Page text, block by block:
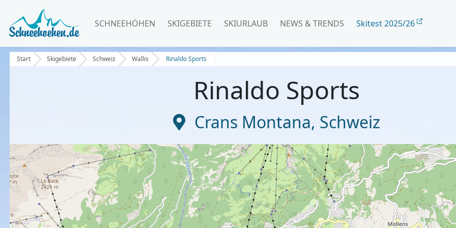
SCHNEEHÖHEN SKIGEBIETE SKIURLAUB NEWS & TRENDS Skitest 2025/26
Start Skigebiete Schweiz Wallis Rinaldo Sports
Rinaldo Sports
Crans Montana, Schweiz